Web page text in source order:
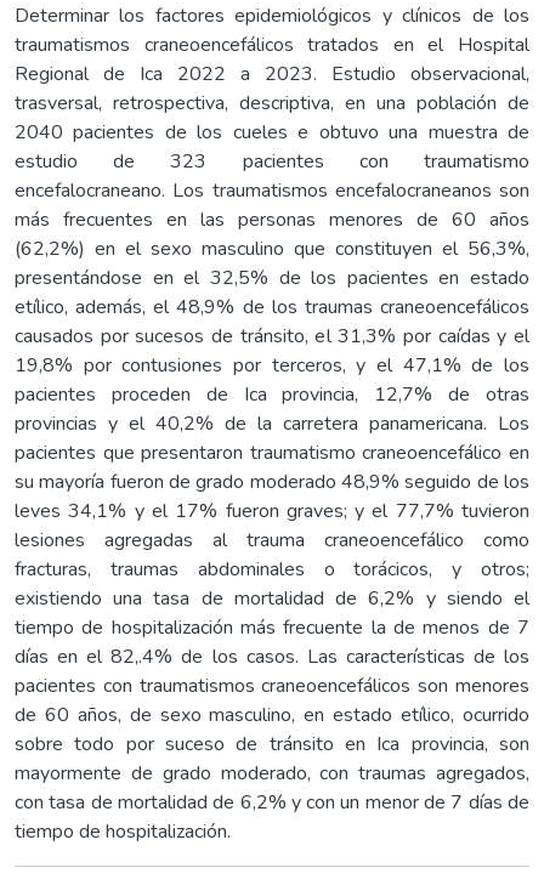
Determinar los factores epidemiológicos y clínicos de los
traumatismos craneoencefálicos tratados en el Hospital
Regional de Ica 2022 a 2023. Estudio observacional,
trasversal, retrospectiva, descriptiva, en una población de
2040 pacientes de los cueles e obtuvo una muestra de
estudio de 323 pacientes con traumatismo
encefalocraneano. Los traumatismos encefalocraneanos son
más frecuentes en las personas menores de 60 años
(62,2%) en el sexo masculino que constituyen el 56,3%,
presentándose en el 32,5% de los pacientes en estado
etílico, además, el 48,9% de los traumas craneoencefálicos
causados por sucesos de tránsito, el 31,3% por caídas y el
19,8% por contusiones por terceros, y el 47,1% de los
pacientes proceden de Ica provincia, 12,7% de otras
provincias y el 40,2% de la carretera panamericana. Los
pacientes que presentaron traumatismo craneoencefálico en
su mayoría fueron de grado moderado 48,9% seguido de los
leves 34,1% y el 17% fueron graves; y el 77,7% tuvieron
lesiones agregadas al trauma craneoencefálico como
fracturas, traumas abdominales o torácicos, y otros;
existiendo una tasa de mortalidad de 6,2% y siendo el
tiempo de hospitalización más frecuente la de menos de 7
días en el 82,.4% de los casos. Las características de los
pacientes con traumatismos craneoencefálicos son menores
de 60 años, de sexo masculino, en estado etílico, ocurrido
sobre todo por suceso de tránsito en Ica provincia, son
mayormente de grado moderado, con traumas agregados,
con tasa de mortalidad de 6,2% y con un menor de 7 días de
tiempo de hospitalización.